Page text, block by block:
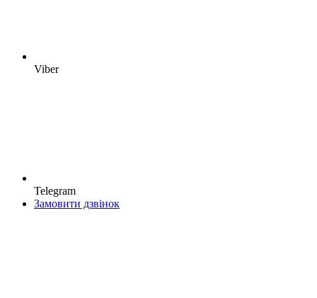
Viber
Telegram
Замовити дзвінок